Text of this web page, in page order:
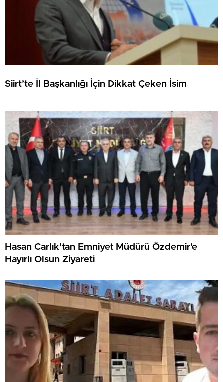
Siirt’te İl Başkanlığı İçin Dikkat Çeken İsim
Hasan Carlık’tan Emniyet Müdürü Özdemir’e
Hayırlı Olsun Ziyareti